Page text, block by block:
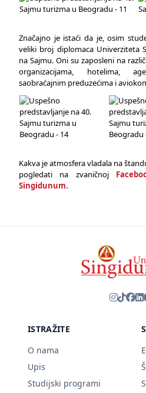
Značajno je istaći da je, osim
veliki broj diplomaca Univerziteta
na Sajmu. Oni su zaposleni na
organizacijama, hotelima,
saobraćajnim preduzećima i
Kakva je atmosfera vladala na
pogledati na zvaničnoj
Singidunum.
ISTRAŽITE
O nama
Upis
Studijski programi